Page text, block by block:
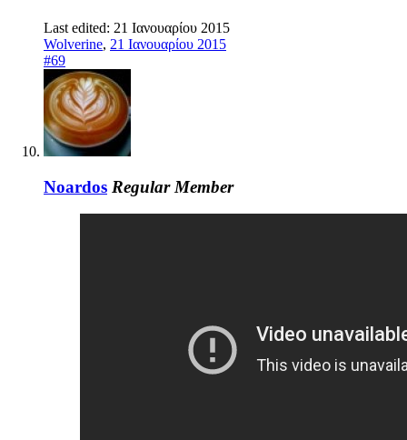
Last edited: 21 Ιανουαρίου 2015
Wolverine, 21 Ιανουαρίου 2015
#69
Noardos Regular Member